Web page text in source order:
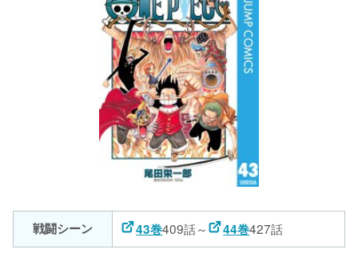
戦闘シーン 43巻409話～ 44巻427話